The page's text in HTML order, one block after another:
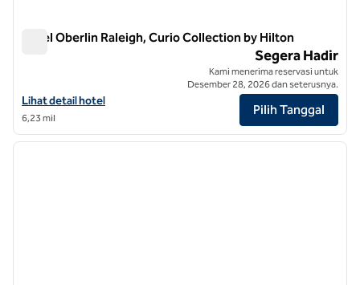
Hotel Oberlin Raleigh, Curio Collection by Hilton
Hotel Oberlin Raleigh, Curio Collection by Hilton
Lihat detail hotel untuk Oberlin Hotel Raleigh, Curio Collection by
Lihat detail hotel
6,23 mil
Segera Hadir
Kami menerima reservasi untuk
Desember 28, 2026 dan seterusnya.
Pilih Tanggal
1/12
1 dari 12